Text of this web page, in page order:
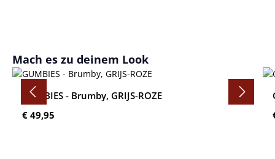
Productgalerij overslaan
Mach es zu deinem Look
GUMBIES - Brumby, GRIJS-ROZE
Normale prijs:
€ 49,95